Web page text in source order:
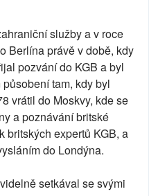
služby a v roce
Berlína právě v době, kdy
pozvání do KGB a byl
tam, kdy byl
vrátil do Moskvy, kde se
a poznávání britské
britských expertů KGB, a
do Londýna.
setkával se svými